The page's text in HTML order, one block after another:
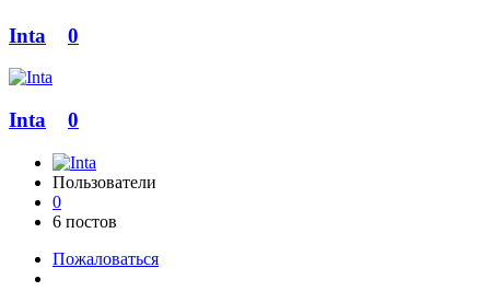
Inta 0
Inta 0
Пользователи
0
6 постов
Пожаловаться